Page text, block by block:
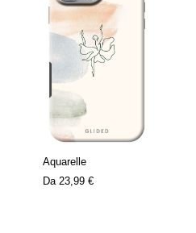
Aquarelle
Da 23,99 €